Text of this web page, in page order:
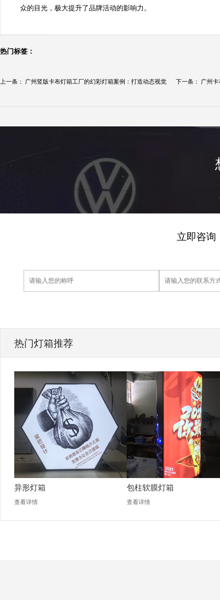
众的目光，极大提升了品牌活动的影响力。
热门标签：
上一条： 广州竖版卡布灯箱工厂的幻彩灯箱案例：打造动态视觉
下一条： 广州
立即咨询
热门灯箱推荐
异形灯箱
查看详情
包柱软膜灯箱
查看详情